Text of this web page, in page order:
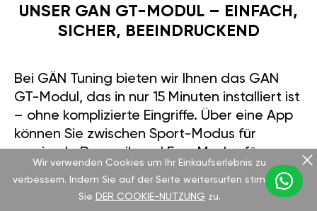
UNSER GAN GT-MODUL – EINFACH,
SICHER, BEEINDRUCKEND
Bei GÄN Tuning bieten wir Ihnen das GAN
GT-Modul, das in nur 15 Minuten installiert ist
– ohne komplizierte Eingriffe. Über eine App
können Sie zwischen Sport-Modus für
maximale Dynamik und Eco-Modus für
sparsameres Fahren wechseln. Es gibt eine
2-jährige Motorgarantie bis zu 5.000 €
Wir verwenden Cookies um Ihr Einkaufserlebnis zu
verbessern. Indem Sie auf der Seite weitersurfen stimmen
Sie DER COOKIE-NUTZUNG zu.